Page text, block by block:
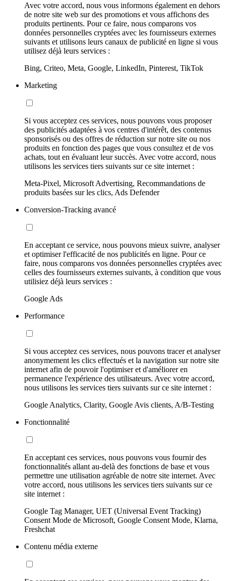
Avec votre accord, nous vous informons également en dehors
de notre site web sur des promotions et vous affichons des
produits pertinents. Pour ce faire, nous comparons vos
données personnelles cryptées avec les fournisseurs externes
suivants et utilisons leurs canaux de publicité en ligne si vous
utilisez déjà leurs services :
Bing, Criteo, Meta, Google, LinkedIn, Pinterest, TikTok
Marketing
Si vous acceptez ces services, nous pouvons vous proposer
des publicités adaptées à vos centres d'intérêt, des contenus
sponsorisés ou des offres de réduction sur notre site ou nos
produits en fonction des pages que vous consultez et de vos
achats, tout en évaluant leur succès. Avec votre accord, nous
utilisons les services tiers suivants sur ce site internet :
Meta-Pixel, Microsoft Advertising, Recommandations de
produits basées sur les clics, Ads Defender
Conversion-Tracking avancé
En acceptant ce service, nous pouvons mieux suivre, analyser
et optimiser l'efficacité de nos publicités en ligne. Pour ce
faire, nous comparons vos données personnelles cryptées avec
celles des fournisseurs externes suivants, à condition que vous
utilisiez déjà leurs services :
Google Ads
Performance
Si vous acceptez ces services, nous pouvons tracer et analyser
anonymement les clics effectués et la navigation sur notre site
internet afin de pouvoir l'optimiser et d'améliorer en
permanence l'expérience des utilisateurs. Avec votre accord,
nous utilisons les services tiers suivants sur ce site internet :
Google Analytics, Clarity, Google Avis clients, A/B-Testing
Fonctionnalité
En acceptant ces services, nous pouvons vous fournir des
fonctionnalités allant au-delà des fonctions de base et vous
permettre une utilisation agréable de notre site internet. Avec
votre accord, nous utilisons les services tiers suivants sur ce
site internet :
Google Tag Manager, UET (Universal Event Tracking)
Consent Mode de Microsoft, Google Consent Mode, Klarna,
Freshchat
Contenu média externe